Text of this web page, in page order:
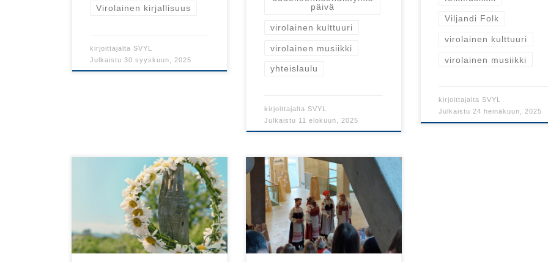
Virolainen kirjallisuus
kirjoittajaltaSVYL
Julkaistu30 syyskuun, 2025
päivä
virolainen kulttuuri
virolainen musiikki
yhteislaulu
kirjoittajaltaSVYL
Julkaistu 11 elokuun, 2025
Viljandi Folk
virolainen kulttuuri
virolainen musiikki
kirjoittajaltaSVYL
Julkaistu24 heinäkuun, 2025
Kukkaseppeleet kuuluvat kesään
ja kesähäihin.
Virossa on tänäkin vuonna
kulttuuripääkaupunki, kun Narva
toimii tämän vuoden suomalais-
ugrilaisena
kulttuuripääkaupunkina.